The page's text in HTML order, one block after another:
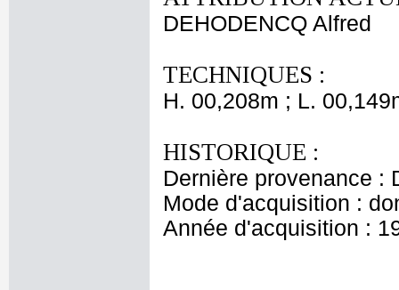
DEHODENCQ Alfred
TECHNIQUES :
H. 00,208m ; L.
HISTORIQUE :
Dernière provenance :
Mode d'acquisition :
Année d'acquisition :